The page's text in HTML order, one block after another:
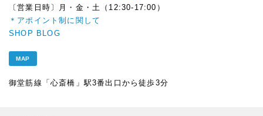
〔営業日時〕月・金・土（12:30-17:00）
＊アポイント制に関して
SHOP BLOG
MAP
御堂筋線「心斎橋」駅3番出口から徒歩3分